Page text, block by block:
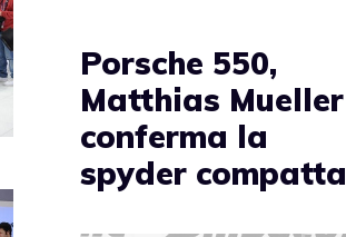
Porsche 550,
Matthias Mueller
conferma la
spyder compatta